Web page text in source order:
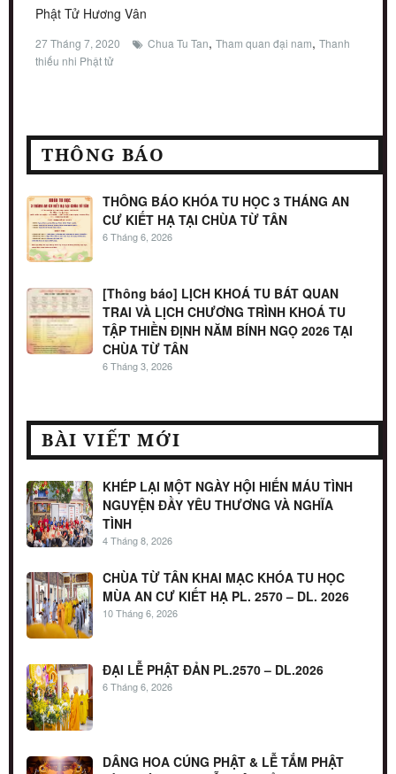
Phật Tử Hương Vân
27 Tháng 7, 2020 Chua Tu Tan, Tham quan đại nam, Thanh
thiếu nhi Phật tử
THÔNG BÁO
THÔNG BÁO KHÓA TU HỌC 3 THÁNG AN
CƯ KIẾT HẠ TẠI CHÙA TỪ TÂN
6 Tháng 6, 2026
[Thông báo] LỊCH KHOÁ TU BÁT QUAN
TRAI VÀ LỊCH CHƯƠNG TRÌNH KHOÁ TU
TẬP THIỀN ĐỊNH NĂM BÍNH NGỌ 2026 TẠI
CHÙA TỪ TÂN
6 Tháng 3, 2026
BÀI VIẾT MỚI
KHÉP LẠI MỘT NGÀY HỘI HIẾN MÁU TÌNH
NGUYỆN ĐẦY YÊU THƯƠNG VÀ NGHĨA
TÌNH
4 Tháng 8, 2026
CHÙA TỪ TÂN KHAI MẠC KHÓA TU HỌC
MÙA AN CƯ KIẾT HẠ PL. 2570 – DL. 2026
10 Tháng 6, 2026
ĐẠI LỄ PHẬT ĐẢN PL.2570 – DL.2026
6 Tháng 6, 2026
DÂNG HOA CÚNG PHẬT & LỄ TẮM PHẬT